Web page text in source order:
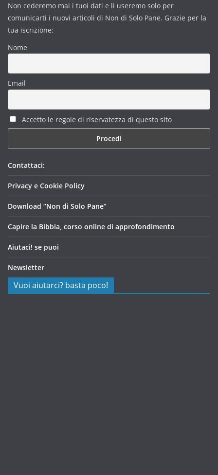
Non cederemo mai i tuoi dati e li useremo solo per
comunicarti i nuovi articoli di Non di Solo Pane. Grazie per la
tua iscrizione:
Nome
Email
Accetto le regole di riservatezza di questo sito
Contattaci:
Privacy e Cookie Policy
Download “Non di Solo Pane”
Capire la Bibbia, corso online di approfondimento
Aiutaci! se puoi
Newsletter
Vuoi aiutarci? basta poco!